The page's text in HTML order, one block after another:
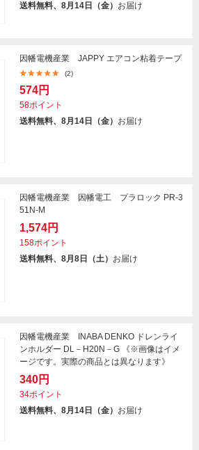
送料無料、8月14日（金） お届け
因幡電機産業 JAPPY エアコン粘着テープ
(2)
574円
58ポイント
送料無料、8月14日（金） お届け
因幡電機産業 因幡電工 プラロック PR-3
51N-M
1,574円
158ポイント
送料無料、8月8日（土） お届け
因幡電機産業 INABA DENKO ドレンライ
ンホルダー DL－H20N－G 《※画像はイメ
ージです。実際の商品とは異なります》
340円
34ポイント
送料無料、8月14日（金） お届け